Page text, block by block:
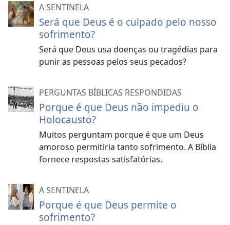
A SENTINELA
Será que Deus é o culpado pelo nosso
sofrimento?
Será que Deus usa doenças ou tragédias para
punir as pessoas pelos seus pecados?
PERGUNTAS BÍBLICAS RESPONDIDAS
Porque é que Deus não impediu o
Holocausto?
Muitos perguntam porque é que um Deus
amoroso permitiria tanto sofrimento. A Bíblia
fornece respostas satisfatórias.
A SENTINELA
Porque é que Deus permite o
sofrimento?